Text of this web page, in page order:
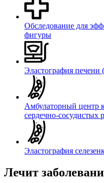
Обследование для
фигуры
Эластография печени
Амбулаторный центр
сердечно-сосудистых
Эластография
Лечит